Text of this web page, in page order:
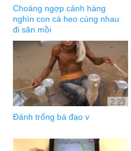
Choáng ngợp cảnh hàng
nghìn con cá heo cùng nhau
đi săn mồi
2:23
Đánh trống bá đạo v